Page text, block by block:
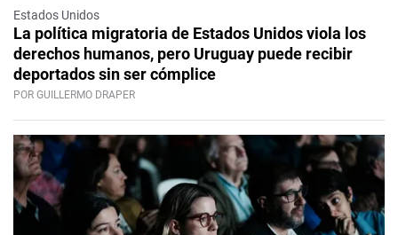
Estados Unidos
La política migratoria de Estados Unidos viola los
derechos humanos, pero Uruguay puede recibir
deportados sin ser cómplice
POR GUILLERMO DRAPER